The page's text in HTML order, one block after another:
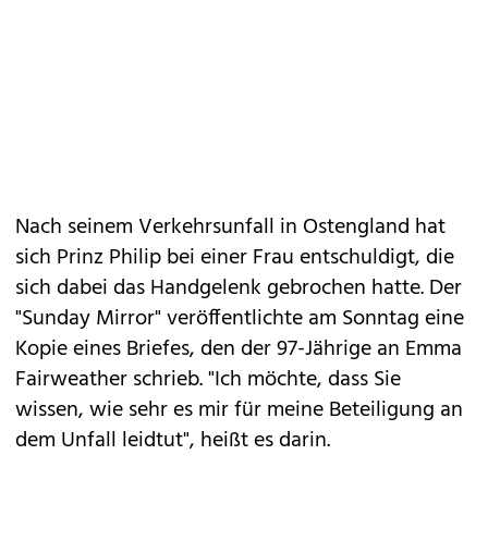
Nach seinem Verkehrsunfall in Ostengland hat
sich Prinz Philip bei einer Frau entschuldigt, die
sich dabei das Handgelenk gebrochen hatte. Der
"Sunday Mirror" veröffentlichte am Sonntag eine
Kopie eines Briefes, den der 97-Jährige an Emma
Fairweather schrieb. "Ich möchte, dass Sie
wissen, wie sehr es mir für meine Beteiligung an
dem Unfall leidtut", heißt es darin.